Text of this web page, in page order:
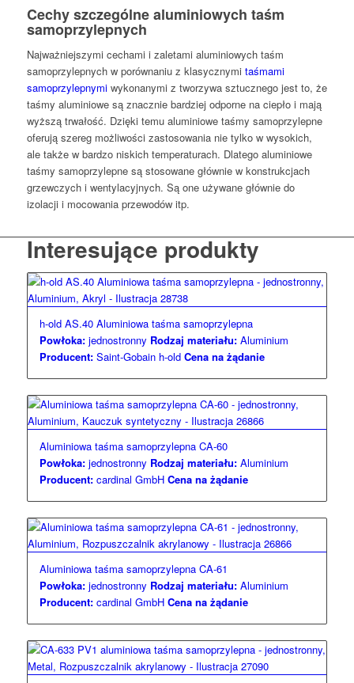
Cechy szczególne aluminiowych taśm
samoprzylepnych
Najważniejszymi cechami i zaletami aluminiowych taśm
samoprzylepnych w porównaniu z klasycznymi taśmami
samoprzylepnymiwykonanymi z tworzywa sztucznego jest to, że
taśmy aluminiowe są znacznie bardziej odporne na ciepło i mają
wyższą trwałość. Dzięki temu aluminiowe taśmy samoprzylepne
oferują szereg możliwości zastosowania nie tylko w wysokich,
ale także w bardzo niskich temperaturach. Dlatego aluminiowe
taśmy samoprzylepne są stosowane głównie w konstrukcjach
grzewczych i wentylacyjnych. Są one używane głównie do
izolacji i mocowania przewodów itp.
Interesujące produkty
h-old AS.40 Aluminiowa taśma samoprzylepna
Powłoka:jednostronny Rodzaj materiału:Aluminium
Producent:Saint-Gobain h-old Cena na żądanie
Aluminiowa taśma samoprzylepna CA-60
Powłoka:jednostronny Rodzaj materiału:Aluminium
Producent:cardinal GmbH Cena na żądanie
Aluminiowa taśma samoprzylepna CA-61
Powłoka:jednostronny Rodzaj materiału:Aluminium
Producent:cardinal GmbH Cena na żądanie